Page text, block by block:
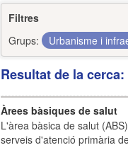
Filtres
Grups:
Urbanisme i
Resultat de la
Àrees bàsiques de salut
L'àrea bàsica de salut
serveis d'atenció primària